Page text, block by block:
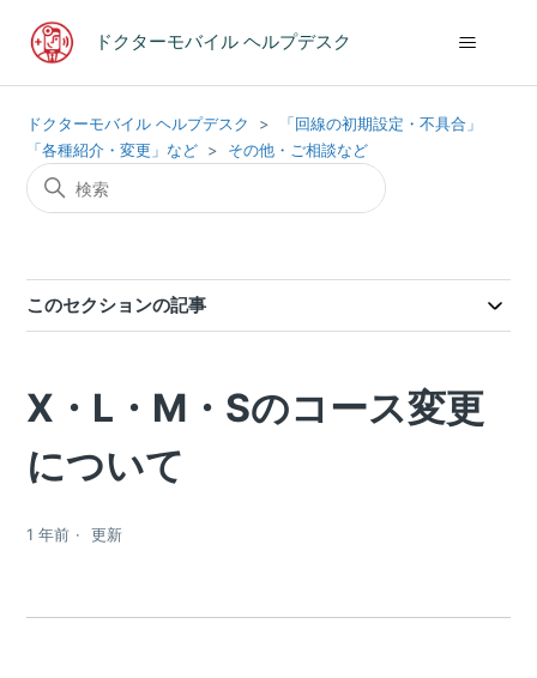
ドクターモバイル ヘルプデスク
ドクターモバイル ヘルプデスク
「回線の初期設定・不具合」
「各種紹介・変更」など
その他・ご相談など
このセクションの記事
X・L・M・Sのコース変更
について
1 年前 更新